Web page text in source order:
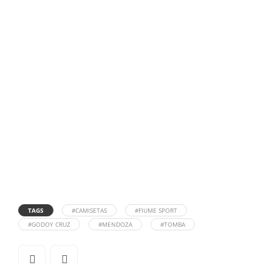
TAGS #CAMISETAS
#FIUME SPORT
#GODOY CRUZ
#MENDOZA #TOMBA